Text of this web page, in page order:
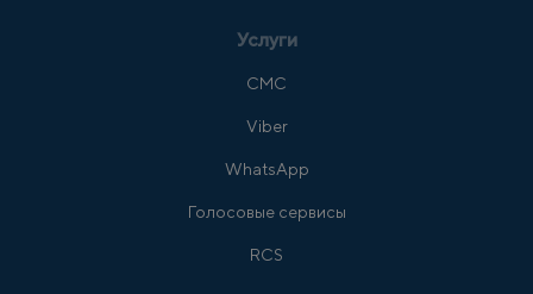
Услуги
СМС
Viber
WhatsApp
Голосовые сервисы
RCS